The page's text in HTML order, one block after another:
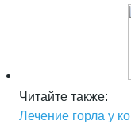
Читайте также:
Лечение горла у